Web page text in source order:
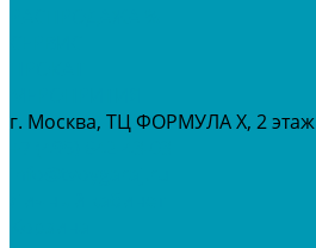
г. Москва, ТЦ ФОРМУЛА Х, 2 этаж